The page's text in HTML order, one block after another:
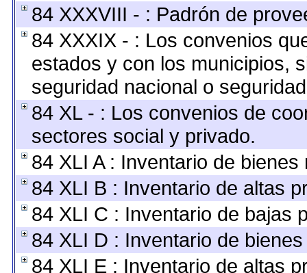
84 XXXVIII - : Padrón de
84 XXXIX - : Los convenios
estados y con los municipios,
seguridad nacional o
84 XL - : Los convenios de
sectores social y privado.
84 XLI A : Inventario de bienes
84 XLI B : Inventario de altas
84 XLI C : Inventario de bajas
84 XLI D : Inventario de
84 XLI E : Inventario de altas